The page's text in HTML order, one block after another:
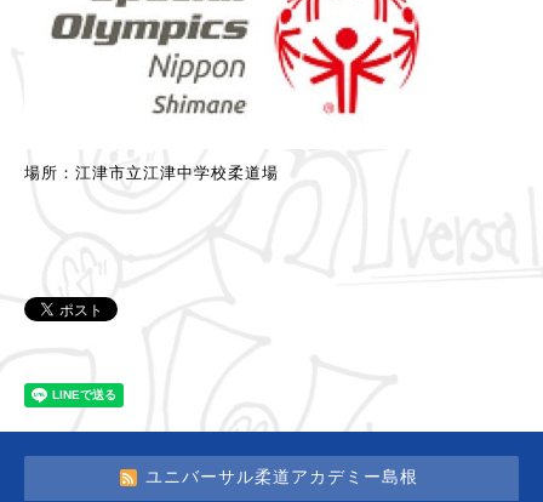
場所：江津市立江津中学校柔道場
ユニバーサル柔道アカデミー島根